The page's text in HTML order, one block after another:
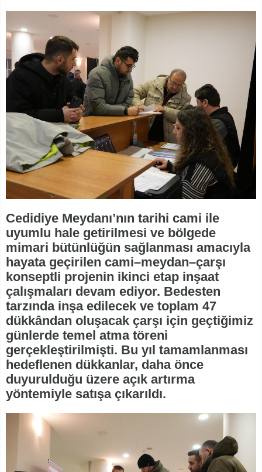
Cedidiye Meydanı’nın tarihi cami ile
uyumlu hale getirilmesi ve bölgede
mimari bütünlüğün sağlanması amacıyla
hayata geçirilen cami–meydan–çarşı
konseptli projenin ikinci etap inşaat
çalışmaları devam ediyor. Bedesten
tarzında inşa edilecek ve toplam 47
dükkândan oluşacak çarşı için geçtiğimiz
günlerde temel atma töreni
gerçekleştirilmişti. Bu yıl tamamlanması
hedeflenen dükkanlar, daha önce
duyurulduğu üzere açık artırma
yöntemiyle satışa çıkarıldı.